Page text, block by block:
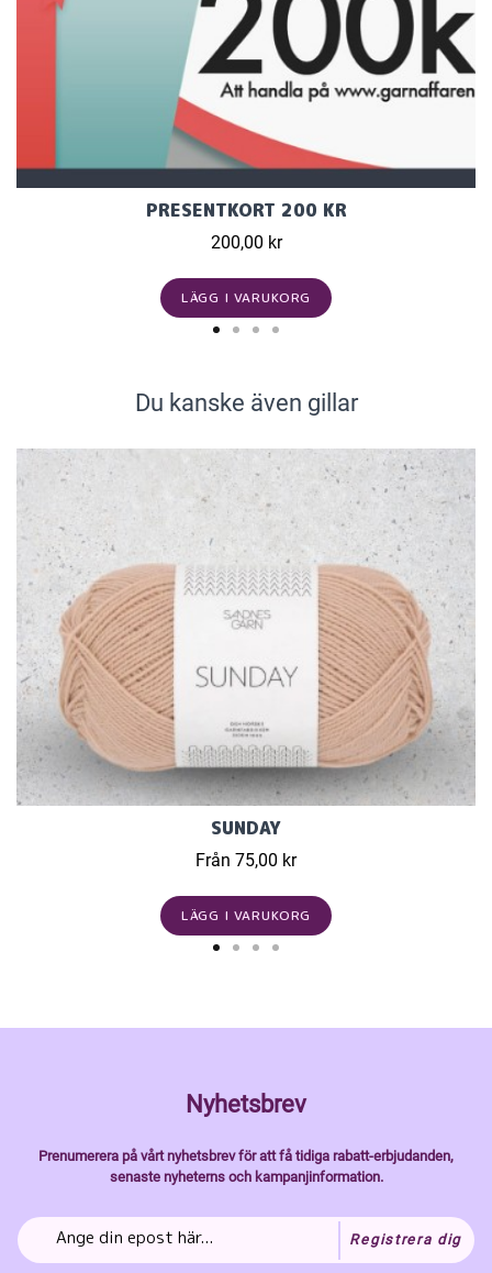
PRESENTKORT 200 KR
200,00 kr
LÄGG I VARUKORG
Du kanske även gillar
SUNDAY
Från 75,00 kr
LÄGG I VARUKORG
Nyhetsbrev
Prenumerera på vårt nyhetsbrev för att få tidiga rabatt-erbjudanden,
senaste nyheterns och kampanjinformation.
Registrera dig